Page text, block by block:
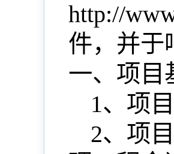
http://
件，并于
一、项目
1、项
2、项